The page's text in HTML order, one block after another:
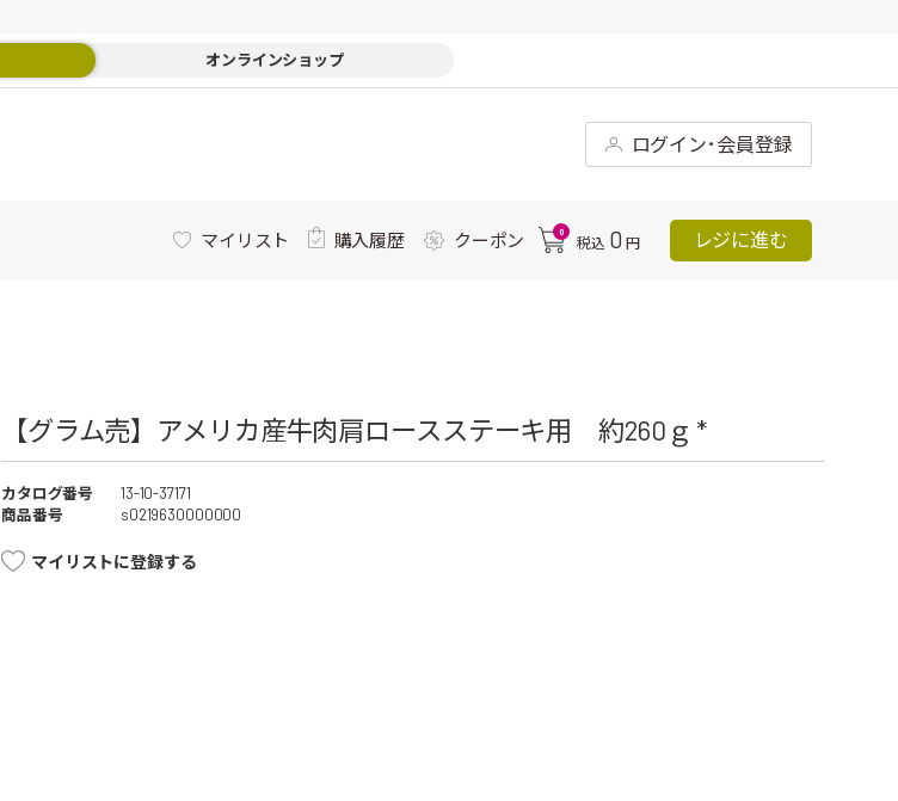
オンラインショップ
ログイン･会員登録
マイリスト 購入履歴 クーポン 0
税込 0 円 レジに進む
【グラム売】アメリカ産牛肉肩ロースステーキ用 約260ｇ *
カタログ番号
13-10-37171
商品番号
s0219630000000
マイリストに登録する